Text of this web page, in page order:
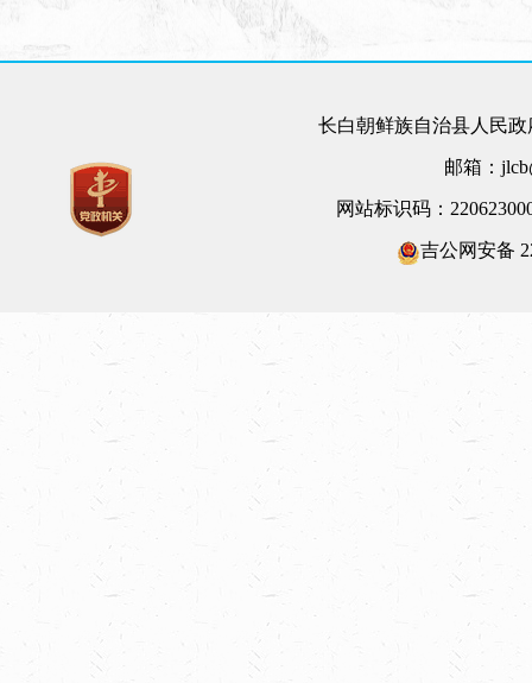
长白朝鲜族自治县人民
邮箱：
网站标识码：
吉公网安备